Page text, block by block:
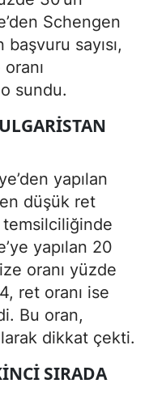
Schengen
sayısı,
sundu.
yapılan
düşük ret
temsilciliğinde
yapılan 20
oranı yüzde
ret oranı ise
Bu oran,
dikkat çekti.
SIRADA